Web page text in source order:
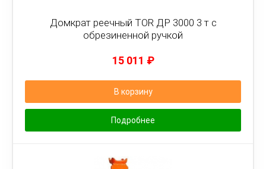
Домкрат реечный TOR ДР 3000 3 т с
обрезиненной ручкой
15 011 ₽
В корзину
Подробнее